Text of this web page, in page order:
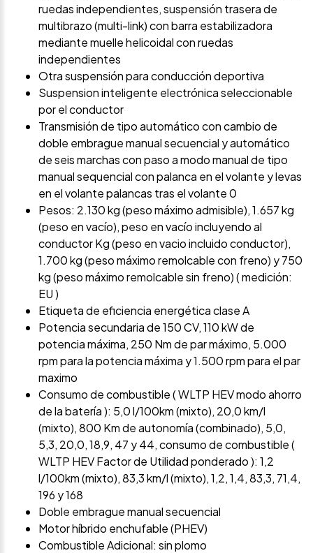
ruedas independientes, suspensión trasera de
multibrazo (multi-link) con barra estabilizadora
mediante muelle helicoidal con ruedas
independientes
Otra suspensión para conducción deportiva
Suspension inteligente electrónica seleccionable
por el conductor
Transmisión de tipo automático con cambio de
doble embrague manual secuencial y automático
de seis marchas con paso a modo manual de tipo
manual sequencial con palanca en el volante y levas
en el volante palancas tras el volante 0
Pesos: 2.130 kg (peso máximo admisible), 1.657 kg
(peso en vacío), peso en vacío incluyendo al
conductor Kg (peso en vacio incluido conductor),
1.700 kg (peso máximo remolcable con freno) y 750
kg (peso máximo remolcable sin freno) ( medición:
EU )
Etiqueta de eficiencia energética clase A
Potencia secundaria de 150 CV, 110 kW de
potencia máxima, 250 Nm de par máximo, 5.000
rpm para la potencia máxima y 1.500 rpm para el par
maximo
Consumo de combustible ( WLTP HEV modo ahorro
de la batería ): 5,0 l/100km (mixto), 20,0 km/l
(mixto), 800 Km de autonomía (combinado), 5,0,
5,3, 20,0, 18,9, 47 y 44, consumo de combustible (
WLTP HEV Factor de Utilidad ponderado ): 1,2
l/100km (mixto), 83,3 km/l (mixto), 1,2, 1,4, 83,3, 71,4,
196 y 168
Doble embrague manual secuencial
Motor híbrido enchufable (PHEV)
Combustible Adicional: sin plomo